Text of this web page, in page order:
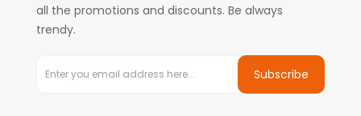
all the promotions and discounts. Be always
trendy.
Subscribe